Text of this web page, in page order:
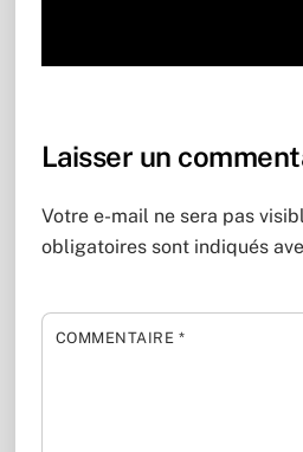
Laisser un
Votre e-mail ne sera pas
obligatoires sont indiqués
COMMENTAIRE *